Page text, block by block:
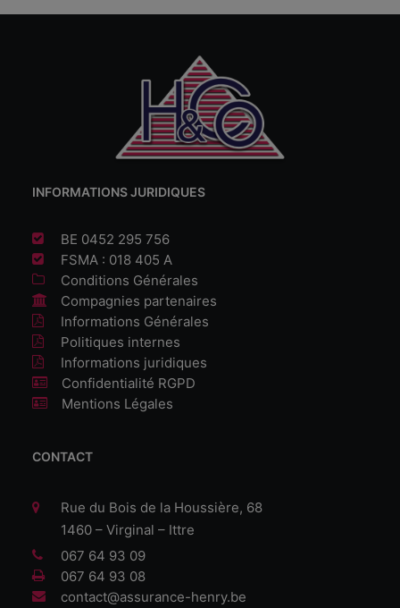
INFORMATIONS JURIDIQUES
BE 0452 295 756
FSMA : 018 405 A
Conditions Générales
Compagnies partenaires
Informations Générales
Politiques internes
Informations juridiques
Confidentialité RGPD
Mentions Légales
CONTACT
Rue du Bois de la Houssière, 68
1460 – Virginal – Ittre
067 64 93 09
067 64 93 08
contact@assurance-henry.be